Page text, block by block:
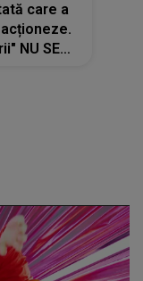
care a
NU SE